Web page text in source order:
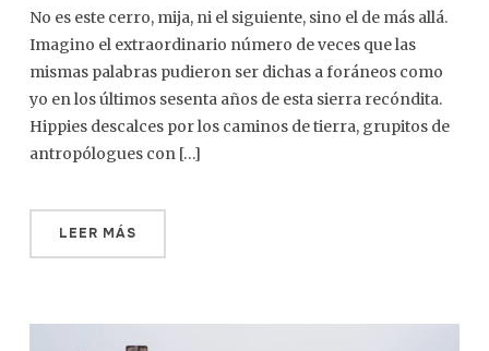
No es este cerro, mija, ni el siguiente, sino el de más allá.
Imagino el extraordinario número de veces que las
mismas palabras pudieron ser dichas a foráneos como
yo en los últimos sesenta años de esta sierra recóndita.
Hippies descalces por los caminos de tierra, grupitos de
antropólogues con […]
LEER MÁS